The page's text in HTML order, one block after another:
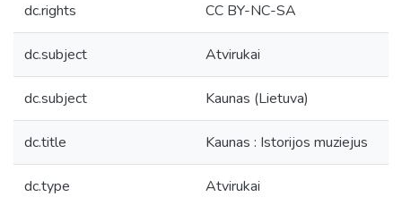
dc.rights CC BY-NC-SA
dc.subject Atvirukai
dc.subject Kaunas (Lietuva)
dc.title Kaunas : Istorijos muziejus
dc.type Atvirukai